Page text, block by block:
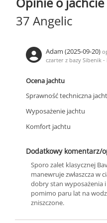
37 Angelic
Adam (2025-09-20)
czarter z bazy Sibenik
Ocena jachtu
Sprawność techniczna
Wyposażenie jachtu
Komfort jachtu
Dodatkowy komentarz/
Sporo zalet klasycznej
manewruje zwłaszcza w
dobry stan wyposażenia
pomimo paru lat na
zniszczone.